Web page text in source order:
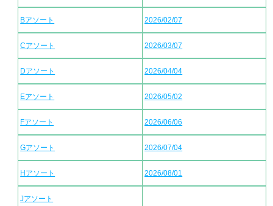
Bアソート 2026/02/07
Cアソート 2026/03/07
Dアソート 2026/04/04
Eアソート 2026/05/02
Fアソート 2026/06/06
Gアソート 2026/07/04
Hアソート 2026/08/01
Jアソート